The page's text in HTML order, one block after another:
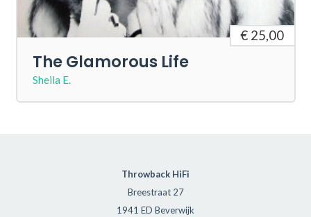
€ 25,00
The Glamorous Life
Sheila E.
Throwback HiFi
Breestraat 27
1941 ED Beverwijk